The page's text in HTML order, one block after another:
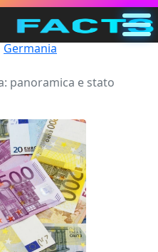
Germania
panoramica e stato